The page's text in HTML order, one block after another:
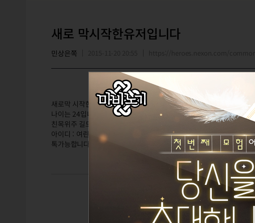
새로 막시작한유저입니다
민상은쪽
새로막 시작한 유저입니다
나이는 24입니다
친목위주 길드를 원합니다 ~
아이디 : 여린킹콩 귓말주세요
톡가능합니다